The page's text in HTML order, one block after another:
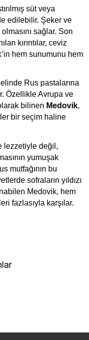
süt veya
edilebilir. Şeker ve
sağlar. Son
kırıntılar, ceviz
hem sunumunu hem
Rus pastalarına
Özellikle Avrupa ve
bilinen Medovik,
bir seçim haline
lezzetiyle değil,
yumuşak
mutfağının bu
sofraların yıldızı
Medovik, hem
fazlasıyla karşılar.